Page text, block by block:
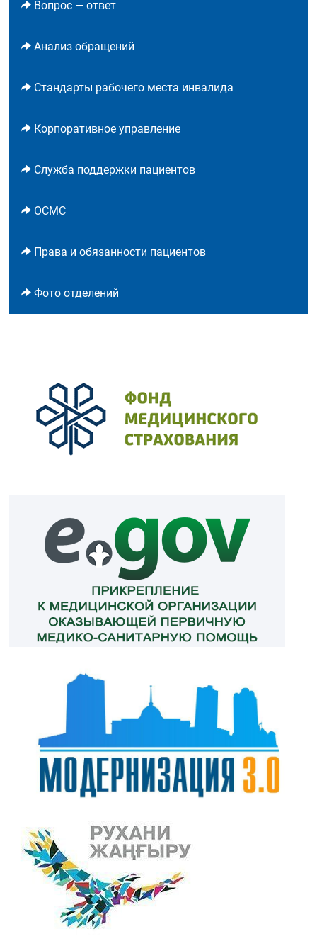
Вопрос — ответ
Анализ обращений
Стандарты рабочего места инвалида
Корпоративное управление
Служба поддержки пациентов
ОСМС
Права и обязанности пациентов
Фото отделений